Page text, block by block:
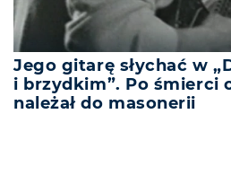
Jego gitarę słychać w
i brzydkim”. Po śmierci
należał do masonerii